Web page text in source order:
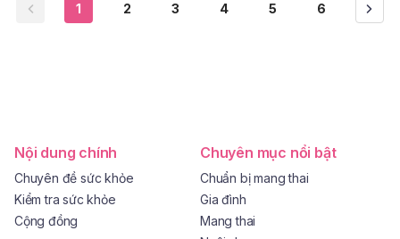
1 2 3 4 5 6
Nội dung chính
Chuyên đề sức khỏe
Kiểm tra sức khỏe
Cộng đồng
Chuyên mục nổi bật
Chuẩn bị mang thai
Gia đình
Mang thai